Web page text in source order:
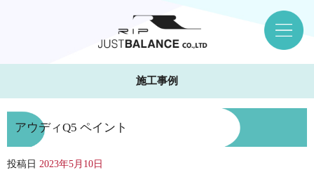
施工事例
アウディQ5 ペイント
投稿日 2023年5月10日